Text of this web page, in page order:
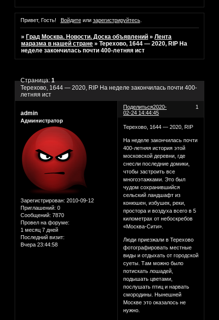
Привет, Гость! Войдитеили зарегистрируйтесь.
» Град Москва. Новости. Доска объявлений »Лента
маразма в нашей стране »Терехово, 1644 — 2020, RIP На
неделе закончилась почти 400-летняя ист
Терехово, 1644 — 2020, RIP На неделе закончилась почти 400-
летняя ист
Страница:1
Поделиться 1
2020-
02-24 14:44:45
admin
Администратор
Зарегистрирован: 2010-09-12
Приглашений: 0
Сообщений: 7870
Провел на форуме:
1 месяц 7 дней
Последний визит:
Вчера 23:44:58
Терехово, 1644 — 2020, RIP
На неделе закончилась почти
400-летняя история этой
московской деревни, где
снесли последние домики,
чтобы застроить все
многоэтажками. Это был
чудом сохранившийся
сельский ландшафт из
конюшен, избушек, реки,
простора и воздуха всего в 5
километрах от небоскребов
«Москва-Сити».
Люди приезжали в Терехово
фотографировать местные
виды и отдыхать от городской
суеты. Там можно было
потискать лошадей,
подышать цветами,
послушать птиц и нарвать
смородины. Нынешней
Москве это оказалось не
нужно.